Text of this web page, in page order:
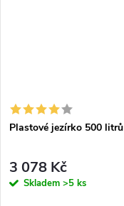
Plastové jezírko 500 litrů
3 078 Kč
Skladem >5 ks